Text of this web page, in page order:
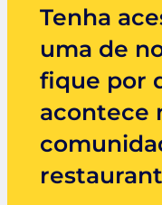
Tenha
uma de
fique por
acontece